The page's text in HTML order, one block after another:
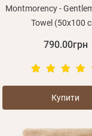
Montmorency -
Towel (50x100
790.00грн
Купити